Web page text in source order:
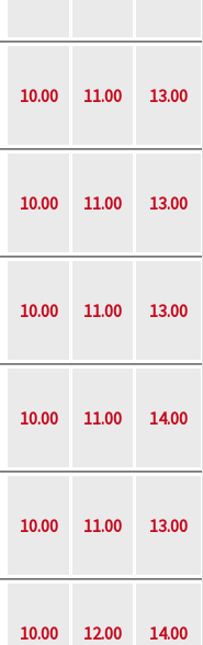
10.00 11.00 13.00
10.00 11.00 13.00
10.00 11.00 13.00
10.00 11.00 14.00
10.00 11.00 13.00
10.00 12.00 14.00